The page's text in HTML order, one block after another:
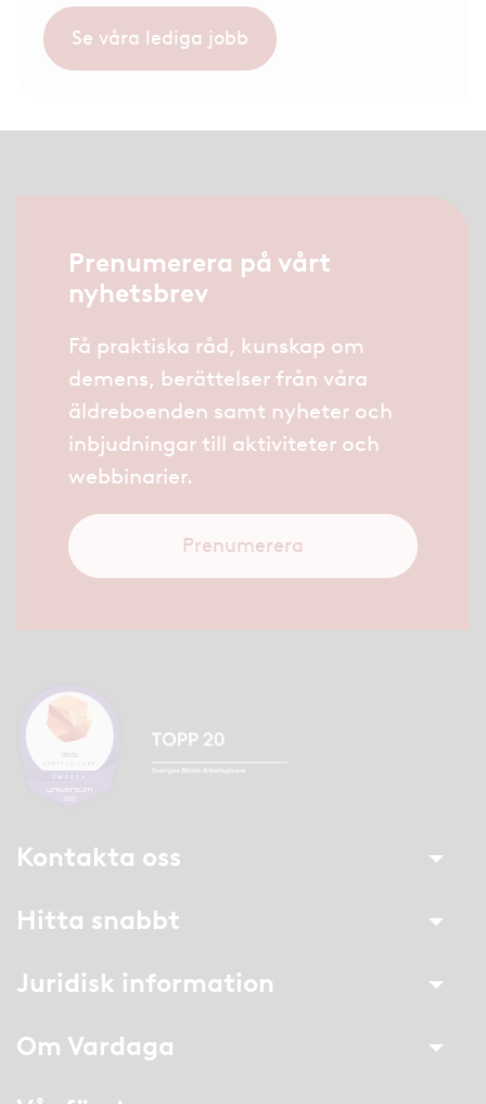
Se våra lediga jobb
Prenumerera på vårt
nyhetsbrev
Få praktiska råd, kunskap om
demens, berättelser från våra
äldreboenden samt nyheter och
inbjudningar till aktiviteter och
webbinarier.
Prenumerera
Kontakta oss
Hitta snabbt
Juridisk information
Om Vardaga